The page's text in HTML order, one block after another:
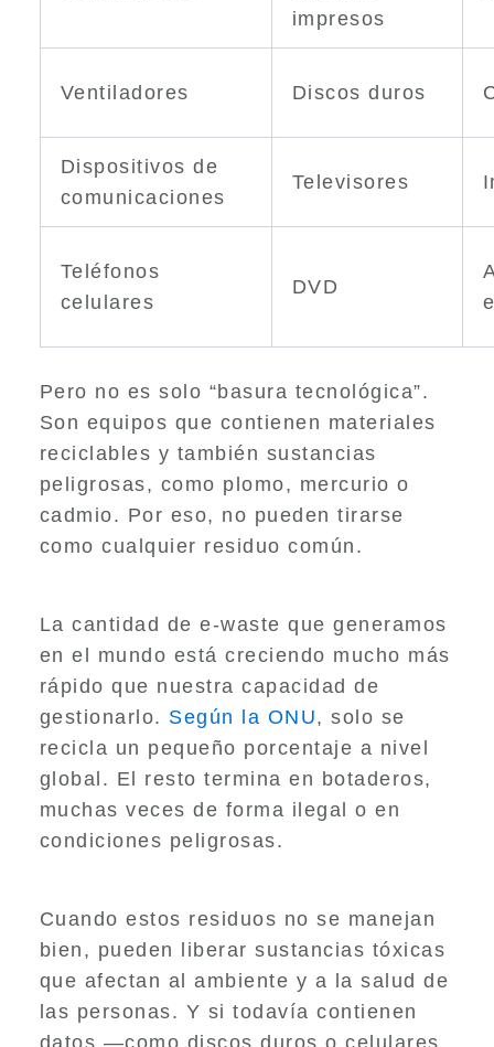
impresos
Ventiladores Discos duros
Dispositivos de
comunicaciones
Televisores
Teléfonos
celulares
DVD
Pero no es solo “basura tecnológica”.
Son equipos que contienen materiales
reciclables y también sustancias
peligrosas, como plomo, mercurio o
cadmio. Por eso, no pueden tirarse
como cualquier residuo común.
La cantidad de e-waste que generamos
en el mundo está creciendo mucho más
rápido que nuestra capacidad de
gestionarlo. Según la ONU, solo se
recicla un pequeño porcentaje a nivel
global. El resto termina en botaderos,
muchas veces de forma ilegal o en
condiciones peligrosas.
Cuando estos residuos no se manejan
bien, pueden liberar sustancias tóxicas
que afectan al ambiente y a la salud de
las personas. Y si todavía contienen